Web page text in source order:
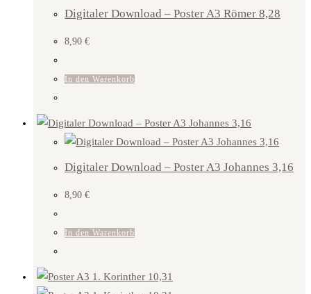
Digitaler Download – Poster A3 Römer 8,28
8,90 €
In den Warenkorb
Digitaler Download – Poster A3 Johannes 3,16
8,90 €
In den Warenkorb